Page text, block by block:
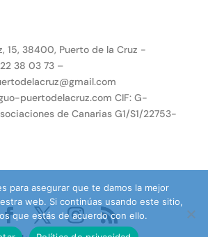
15, 38400, Puerto de la Cruz -
38 03 73 –
puertodelacruz.com CIF: G-
de Canarias G1/S1/22753-
para asegurar que te damos la mejor
web. Si continúas usando este sitio,
que estás de acuerdo con ello.